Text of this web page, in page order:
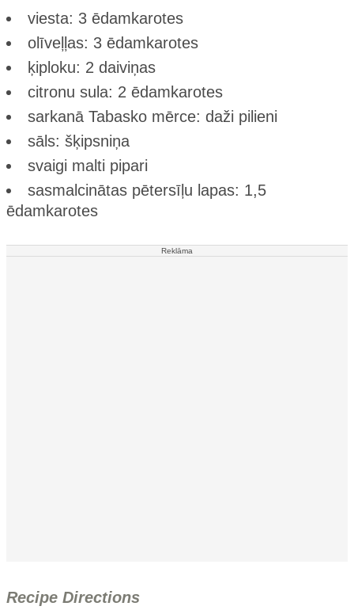
viesta: 3 ēdamkarotes
olīveļļas: 3 ēdamkarotes
ķiploku: 2 daiviņas
citronu sula: 2 ēdamkarotes
sarkanā Tabasko mērce: daži pilieni
sāls: šķipsniņa
svaigi malti pipari
sasmalcinātas pētersīļu lapas: 1,5
ēdamkarotes
Reklāma
Recipe Directions